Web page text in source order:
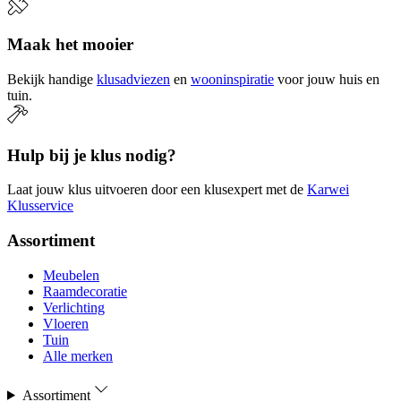
Maak het mooier
Bekijk handige klusadviezen en wooninspiratie voor jouw huis en
tuin.
Hulp bij je klus nodig?
Laat jouw klus uitvoeren door een klusexpert met de Karwei
Klusservice
Assortiment
Meubelen
Raamdecoratie
Verlichting
Vloeren
Tuin
Alle merken
Assortiment